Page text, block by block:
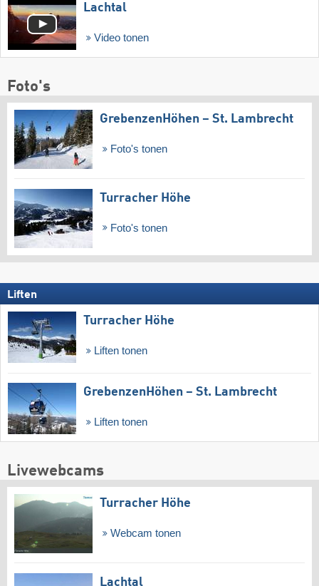
Lachtal
Video tonen
Foto's
GrebenzenHöhen – St. Lambrecht
Foto's tonen
Turracher Höhe
Foto's tonen
Liften
Turracher Höhe
Liften tonen
GrebenzenHöhen – St. Lambrecht
Liften tonen
Livewebcams
Turracher Höhe
Webcam tonen
Lachtal